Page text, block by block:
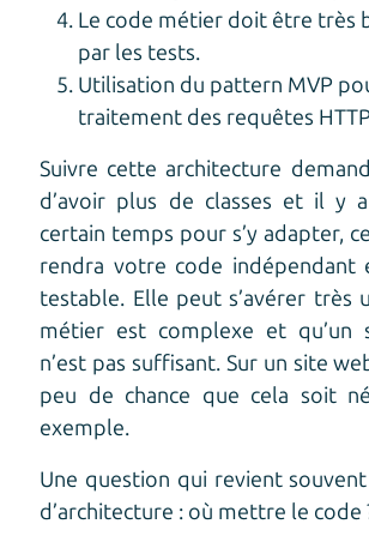
Le code métier doit être très
par les tests.
Utilisation du pattern MVP
traitement des requêtes HTTP.
Suivre cette architecture
d’avoir plus de classes et il y
certain temps pour s’y adapter,
rendra votre code indépendant
testable. Elle peut s’avérer très
métier est complexe et qu’un
n’est pas suffisant. Sur un site
peu de chance que cela soit
exemple.
Une question qui revient
d’architecture : où mettre le code